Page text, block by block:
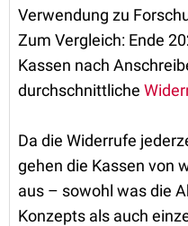
Verwendung zu
Zum Vergleich: Ende
Kassen nach
durchschnittliche
Da die Widerrufe
gehen die Kassen von
aus – sowohl was die
Konzepts als auch